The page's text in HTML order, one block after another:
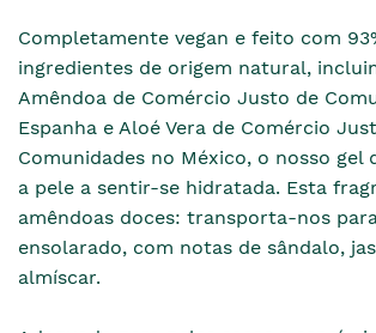
Completamente vegan e feito com
ingredientes de origem natural,
Amêndoa de Comércio Justo de
Espanha e Aloé Vera de Comércio
Comunidades no México, o nosso gel
a pele a sentir-se hidratada. Esta
amêndoas doces: transporta-nos
ensolarado, com notas de sândalo,
almíscar.